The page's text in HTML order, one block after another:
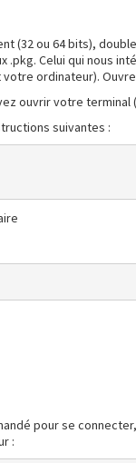
(32 ou 64 bits),
Celui qui nous
ordinateur).
ouvrir votre
suivantes :
pour se
: